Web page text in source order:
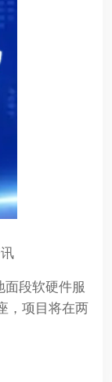
段软硬件服
，项目将在两